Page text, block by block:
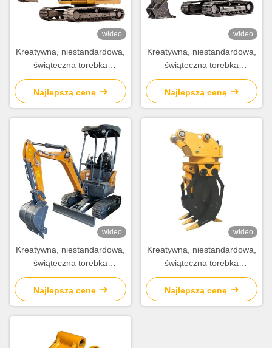
makes all the difference. No more eye strain
during long sessions. Highly r
wideo
Kreatywna, niestandardowa,
świąteczna torebka
prezentów z papieru z
własnym logo.
Najlepszą cenę
wideo
Kreatywna, niestandardowa,
świąteczna torebka
prezentów z papieru z
własnym logo.
Najlepszą cenę
wideo
Kreatywna, niestandardowa,
świąteczna torebka
prezentów z papieru z
własnym logo.
Najlepszą cenę
wideo
Kreatywna, niestandardowa,
świąteczna torebka
prezentów z papieru z
własnym logo.
Najlepszą cenę